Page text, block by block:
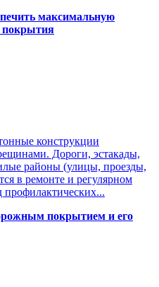
максимальную
покрытия
конструкции
Дороги, эстакады,
районы (улицы, проезды,
в ремонте и регулярном
покрытием и его